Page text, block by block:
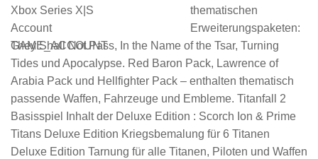
thematischen
Erweiterungspaketen:
They Shall Not Pass, In the Name of the Tsar, Turning
Tides und Apocalypse. Red Baron Pack, Lawrence of
Arabia Pack und Hellfighter Pack – enthalten thematisch
passende Waffen, Fahrzeuge und Embleme. Titanfall 2
Basisspiel Inhalt der Deluxe Edition : Scorch Ion & Prime
Titans Deluxe Edition Kriegsbemalung für 6 Titanen
Deluxe Edition Tarnung für alle Titanen, Piloten und Waffen